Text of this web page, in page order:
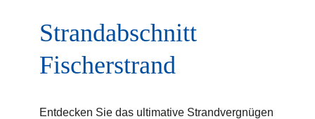
Strandabschnitt
Fischerstrand
Entdecken Sie das ultimative Strandvergnügen